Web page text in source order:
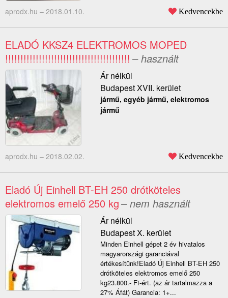
aprodx.hu – 2018.01.10. Kedvencekbe
ELADÓ KKSZ4 ELEKTROMOS MOPED
!!!!!!!!!!!!!!!!!!!!!!!!!!!!!!!!!!!!!!!!! – használt
Ár nélkül
Budapest XVII. kerület
jármű, egyéb jármű, elektromos
jármű
aprodx.hu – 2018.02.02. Kedvencekbe
Eladó Új Einhell BT-EH 250 drótköteles
elektromos emelő 250 kg– nem használt
Ár nélkül
Budapest X. kerület
Minden Einhell gépet 2 év hivatalos
magyarországi garanciával
értékesítünk!Eladó Új Einhell BT-EH 250
drótköteles elektromos emelő 250
kg23.800.- Ft-ért. (az ár tartalmazza a
27% Áfát) Garancia: 1+...